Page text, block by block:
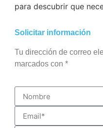
para descubrir que
Solicitar información
Tu dirección de correo
marcados con *